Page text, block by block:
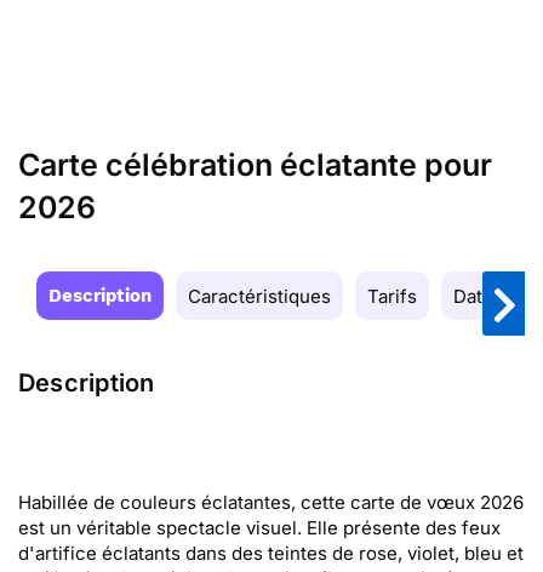
Carte célébration éclatante pour
2026
Description Caractéristiques Tarifs Date de
Description
Habillée de couleurs éclatantes, cette carte de vœux 2026
est un véritable spectacle visuel. Elle présente des feux
d'artifice éclatants dans des teintes de rose, violet, bleu et